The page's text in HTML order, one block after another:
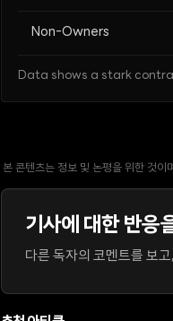
Non-Owners
Data shows a stark
본 콘텐츠는 정보 및 논평을 위한 것이
기사에 대한 반응
다른 독자의 코멘트를 보